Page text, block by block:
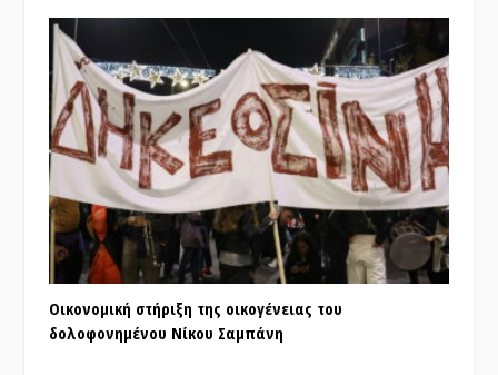
Οικονομική στήριξη της οικογένειας του
δολοφονημένου Νίκου Σαμπάνη